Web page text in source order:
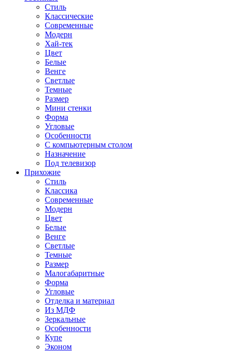
Стиль
Классические
Современные
Модерн
Хай-тек
Цвет
Белые
Венге
Светлые
Темные
Размер
Мини стенки
Форма
Угловые
Особенности
С компьютерным столом
Назначение
Под телевизор
Прихожие
Стиль
Классика
Современные
Модерн
Цвет
Белые
Венге
Светлые
Темные
Размер
Малогабаритные
Форма
Угловые
Отделка и материал
Из МДФ
Зеркальные
Особенности
Купе
Эконом